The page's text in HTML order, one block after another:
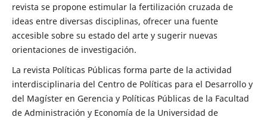
revista se propone estimular la fertilización cruzada de
ideas entre diversas disciplinas, ofrecer una fuente
accesible sobre su estado del arte y sugerir nuevas
orientaciones de investigación.
La revista Políticas Públicas forma parte de la actividad
interdisciplinaria del Centro de Políticas para el Desarrollo y
del Magíster en Gerencia y Políticas Públicas de la Facultad
de Administración y Economía de la Universidad de